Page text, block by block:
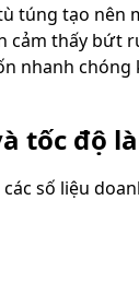
túng tạo nên
cảm thấy bứt
nhanh
tốc độ
số liệu